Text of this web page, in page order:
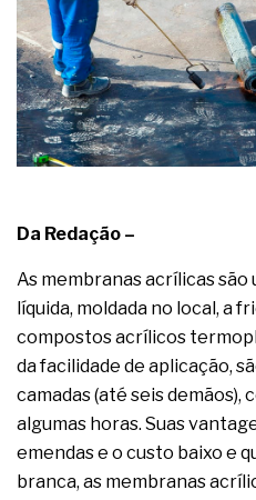
Da Redação –
As membranas acrílicas são
líquida, moldada no local, a
compostos acrílicos
da facilidade de aplicação,
camadas (até seis demãos),
algumas horas. Suas
emendas e o custo baixo e
branca, as membranas